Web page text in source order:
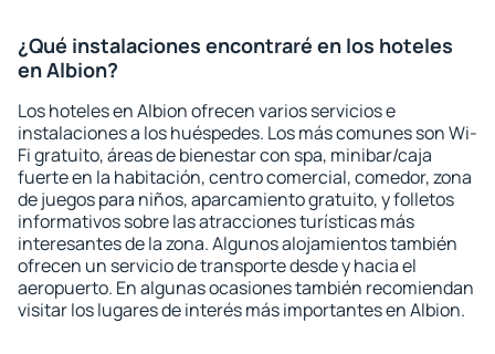
¿Qué instalaciones encontraré en los hoteles
en Albion?
Los hoteles en Albion ofrecen varios servicios e
instalaciones a los huéspedes. Los más comunes son Wi-
Fi gratuito, áreas de bienestar con spa, minibar/caja
fuerte en la habitación, centro comercial, comedor, zona
de juegos para niños, aparcamiento gratuito, y folletos
informativos sobre las atracciones turísticas más
interesantes de la zona. Algunos alojamientos también
ofrecen un servicio de transporte desde y hacia el
aeropuerto. En algunas ocasiones también recomiendan
visitar los lugares de interés más importantes en Albion.